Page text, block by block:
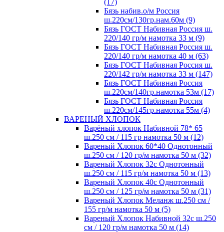
(17)
Бязь набив.о/м Россия
ш.220см/130гр.нам.60м (9)
Бязь ГОСТ Набивная Россия ш.
220/140 гр/м намотка 33 м (9)
Бязь ГОСТ Набивная Россия ш.
220/140 гр/м намотка 40 м (63)
Бязь ГОСТ Набивная Россия ш.
220/142 гр/м намотка 33 м (147)
Бязь ГОСТ Набивная Россия
ш.220см/140гр.намотка 53м (17)
Бязь ГОСТ Набивная Россия
ш.220см/145гр.намотка 55м (4)
ВАРЕНЫЙ ХЛОПОК
Варёный хлопок Набивной 78* 65
ш.250 см / 115 гр намотка 50 м (12)
Вареный Хлопок 60*40 Однотонный
ш.250 см / 120 гр/м намотка 50 м (32)
Вареный Хлопок 32с Однотонный
ш.250 см / 115 гр/м намотка 50 м (13)
Вареный Хлопок 40с Однотонный
ш.250 см / 125 гр/м намотка 50 м (31)
Вареный Хлопок Меланж ш.250 см /
155 гр/м намотка 50 м (5)
Вареный Хлопок Набивной 32с ш.250
см / 120 гр/м намотка 50 м (14)